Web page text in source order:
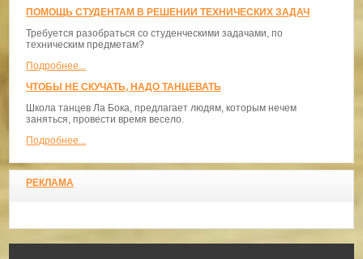
ПОМОЩЬ СТУДЕНТАМ В РЕШЕНИИ ТЕХНИЧЕСКИХ ЗАДАЧ
Требуется разобраться со студенческими задачами, по
техническим предметам?
Подробнее...
ЧТОБЫ НЕ СКУЧАТЬ, НАДО ТАНЦЕВАТЬ
​Школа танцев Ла Бока, предлагает людям, которым нечем
заняться, провести время весело.
Подробнее...
РЕКЛАМА